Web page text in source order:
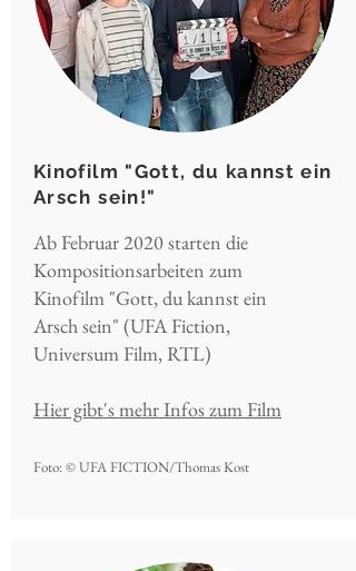
Kinofilm "Gott, du kannst ein
Arsch sein!"
Ab Februar 2020 starten die
Kompositionsarbeiten zum
Kinofilm "Gott, du kannst ein
Arsch sein" (UFA Fiction,
Universum Film, RTL)
Hier gibt's mehr Infos zum Film
Foto: © UFA FICTION/Thomas Kost